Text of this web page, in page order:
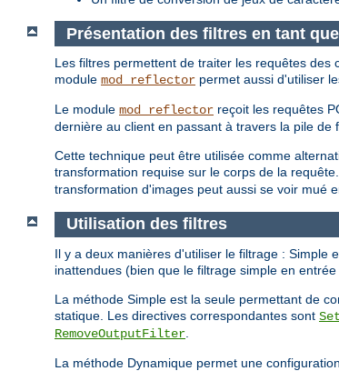
Présentation des filtres en tant
Les filtres permettent de traiter les requêtes
module mod_reflector permet aussi d'utiliser
Le module mod_reflector reçoit les requêtes
dernière au client en passant à travers la pile de
Cette technique peut être utilisée comme
transformation requise sur le corps de la
transformation d'images peut aussi se voir mué
Utilisation des filtres
Il y a deux manières d'utiliser le filtrage : Simple
inattendues (bien que le filtrage simple en
La méthode Simple est la seule permettant de
statique. Les directives correspondantes sont
RemoveOutputFilter
La méthode Dynamique permet une